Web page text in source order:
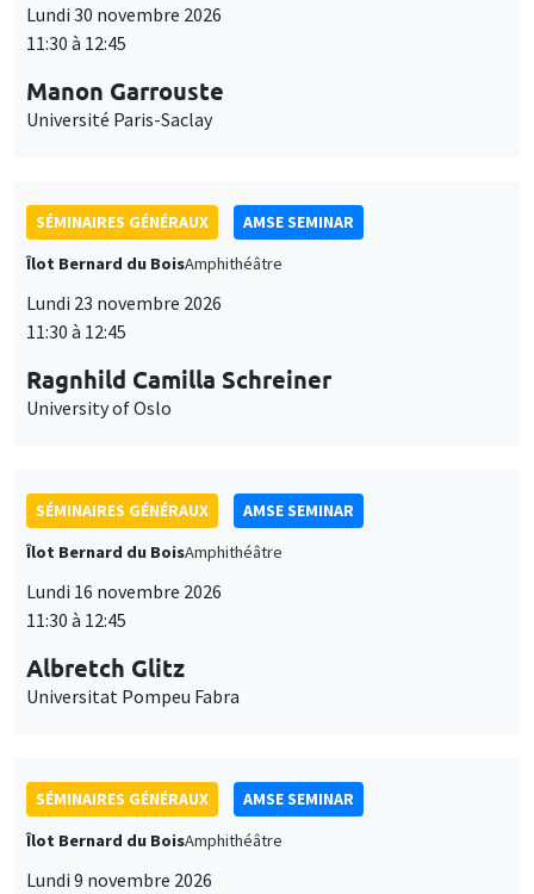
Lundi 30 novembre 2026
11:30 à 12:45
Manon Garrouste
Université Paris-Saclay
SÉMINAIRES GÉNÉRAUX
AMSE SEMINAR
Îlot Bernard du BoisAmphithéâtre
Lundi 23 novembre 2026
11:30 à 12:45
Ragnhild Camilla Schreiner
University of Oslo
SÉMINAIRES GÉNÉRAUX
AMSE SEMINAR
Îlot Bernard du BoisAmphithéâtre
Lundi 16 novembre 2026
11:30 à 12:45
Albretch Glitz
Universitat Pompeu Fabra
SÉMINAIRES GÉNÉRAUX
AMSE SEMINAR
Îlot Bernard du BoisAmphithéâtre
Lundi 9 novembre 2026